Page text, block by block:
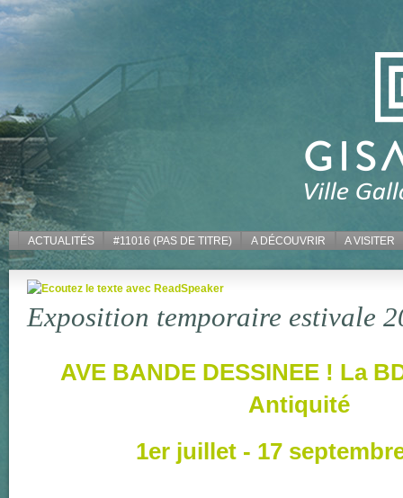
ACTUALITÉS #11016 (PAS DE TITRE) A DÉCOUVRIR A VISITER
Exposition temporaire estivale
AVE BANDE DESSINEE ! La
Antiquité
1er juillet - 17